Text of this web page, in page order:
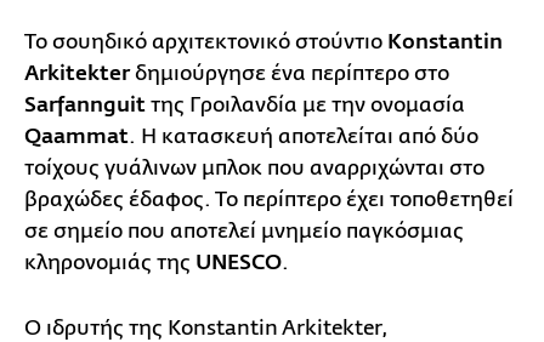
Το σουηδικό αρχιτεκτονικό στούντιο Konstantin
Arkitekterδημιούργησε ένα περίπτερο στo
Sarfannguit της Γροιλανδία με την ονομασία
Qaammat. Η κατασκευή αποτελείται από δύο
τοίχους γυάλινων μπλοκ που αναρριχώνται στο
βραχώδες έδαφος. Το περίπτερο έχει τοποθετηθεί
σε σημείο που αποτελεί μνημείο παγκόσμιας
κληρονομιάς της UNESCO.
Ο ιδρυτής της Konstantin Arkitekter,